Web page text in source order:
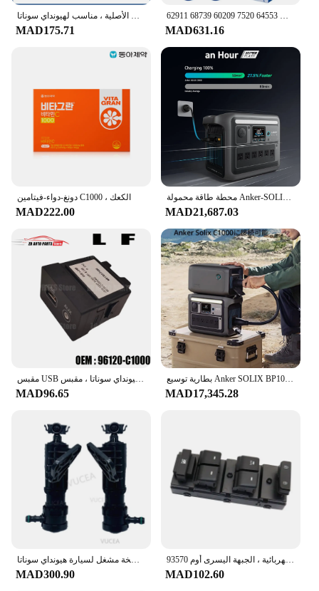
MAD175.71 MAD631.16
دونغ-دواء-فيتامين C1000 ، الكعك
MAD222.00
محطة طاقة محمولة Anker-SOLIX C1000 ، مولد طاقة شمسية ، شحن كامل في 58 دقيقة
MAD21,687.03
MAD96.65
بطارية توسيع Anker SOLIX BP1000 ، بطاريات LiFePO4 ، عمر 10 سنوات ، بطارية إضافية 1056Wh ، 1056Wh
MAD17,345.28
غسالة بفوهة رش الماء والمصباح الأمامي ، مضخة مشغل لسيارة هيونداي سوناتا LF-98671C1000 672c1000 ، مصباح أمامي ، زوج واحد
MAD300.90
الأصلي هيونداي سوناتا باب السائق مفتاح النافذة الكهربائية ، الجبهة اليسرى أوم 93570C1000 C1000 93570-C1000 93570-C1000 93570-C1000
MAD102.60